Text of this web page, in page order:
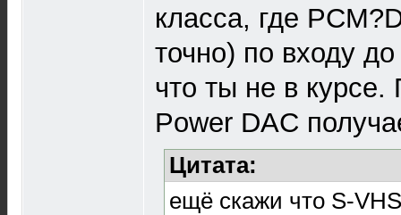
класса, где
точно) по входу
что ты не в курсе.
Power DAC
Цитата:
ещё скажи что S-